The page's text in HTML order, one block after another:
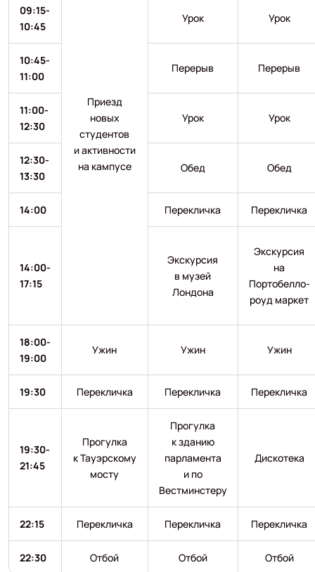
Приезд
новых
студентов
и активности
на кампусе
09:15-
10:45
Урок Урок
10:45-
11:00
Перерыв Перерыв
11:00-
12:30
Урок Урок
12:30-
13:30
Обед Обед
14:00 Перекличка Перекличка
14:00-
17:15
Экскурсия
в музей
Лондона
Экскурсия
на
Портобелло-
роуд маркет
18:00-
19:00
Ужин Ужин Ужин
19:30 Перекличка Перекличка Перекличка
19:30-
21:45
Прогулка
к Тауэрскому
мосту
Прогулка
к зданию
парламента
и по
Вестминстеру
Дискотека
22:15 Перекличка Перекличка Перекличка
22:30 Отбой Отбой Отбой